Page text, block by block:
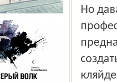
Но